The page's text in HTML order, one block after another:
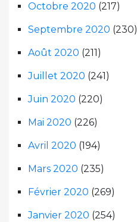
Octobre 2020 (217)
Septembre 2020 (230)
Août 2020 (211)
Juillet 2020 (241)
Juin 2020 (220)
Mai 2020 (226)
Avril 2020 (194)
Mars 2020 (235)
Février 2020 (269)
Janvier 2020 (254)